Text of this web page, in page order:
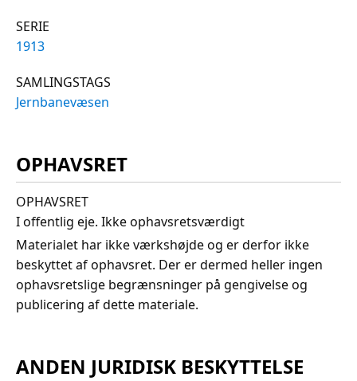
SERIE
1913
SAMLINGSTAGS
Jernbanevæsen
OPHAVSRET
OPHAVSRET
I offentlig eje. Ikke ophavsretsværdigt
Materialet har ikke værkshøjde og er derfor ikke
beskyttet af ophavsret. Der er dermed heller ingen
ophavsretslige begrænsninger på gengivelse og
publicering af dette materiale.
ANDEN JURIDISK BESKYTTELSE